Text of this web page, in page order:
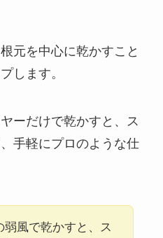
元を中心に乾かすこと
します。
ーだけで乾かすと、ス
手軽にプロのような仕
弱風で乾かすと、ス